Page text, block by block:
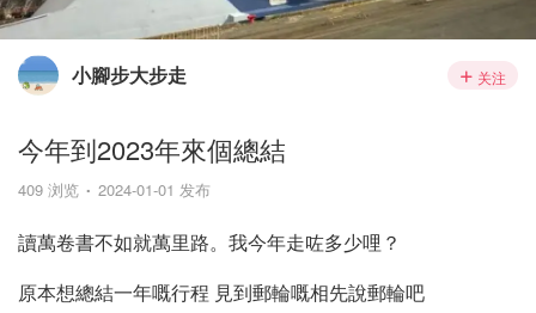
小腳步大步走 关注
今年到2023年來個總結
409 浏览 2024-01-01 发布
讀萬卷書不如就萬里路。我今年走咗多少哩？
原本想總結一年嘅行程 見到郵輪嘅相先說郵輪吧